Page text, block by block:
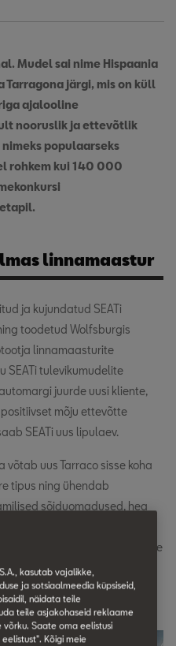
Mudel sai nime Hispaania
Tarragona järgi, mis on küll
ajalooline
nooruslik ja ettevõtlik
populaarseks
rohkem kui 140 000
linnamaastur
ja kujundatud SEATi
toodetud Wolfsburgis
linnamaasturite
SEATi tulevikumudelite
juurde uusi kliente,
mõju ettevõtte
SEATi uus lipulaev.
võtab uus Tarraco sisse koha
tipus ning ühendab
sõiduomadused, hea
elegantse ning
ära kõiki oma suuremate
on sõiduk, mis saab
tänapäeval ette veeretab.
kasutab vajalikke,
ja sotsiaalmeedia küpsiseid,
näidata teile
teile asjakohaseid reklaame
Saate oma eelistusi
Kõigi meie